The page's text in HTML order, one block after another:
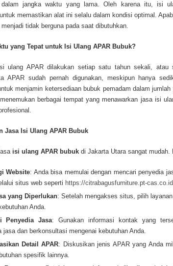
dalam jangka waktu yang lama. Oleh karena itu, isi
memastikan alat ini selalu dalam kondisi optimal.
tidak berguna pada saat dibutuhkan.
yang Tepat untuk Isi Ulang APAR Bubuk?
ulang APAR dilakukan setiap satu tahun sekali, atau
APAR sudah pernah digunakan, meskipun hanya
menjamin ketersediaan bubuk pemadam dalam
berbagai tempat yang menawarkan jasa isi
Jasa Isi Ulang APAR Bubuk
isi ulang APAR bubukdi Jakarta Utara sangat mudah.
Website: Anda bisa memulai dengan mencari penyedia
situs web seperti https://citrabagusfurniture.pt-
yang Diperlukan: Setelah mengakses situs, pilih
Anda.
Penyedia Jasa: Gunakan informasi kontak yang
jasa dan berkonsultasi mengenai kebutuhan Anda.
Detail APAR: Diskusikan jenis APAR yang Anda
spesifik lainnya.